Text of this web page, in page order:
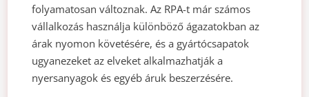
folyamatosan változnak. Az RPA-t már számos
vállalkozás használja különböző ágazatokban az
árak nyomon követésére, és a gyártócsapatok
ugyanezeket az elveket alkalmazhatják a
nyersanyagok és egyéb áruk beszerzésére.